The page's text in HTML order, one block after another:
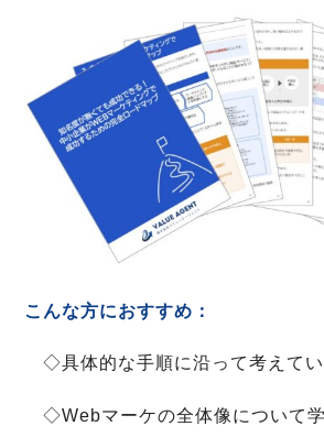
こんな方におすすめ：
◇具体的な手順に沿って考えてい
◇Webマーケの全体像について